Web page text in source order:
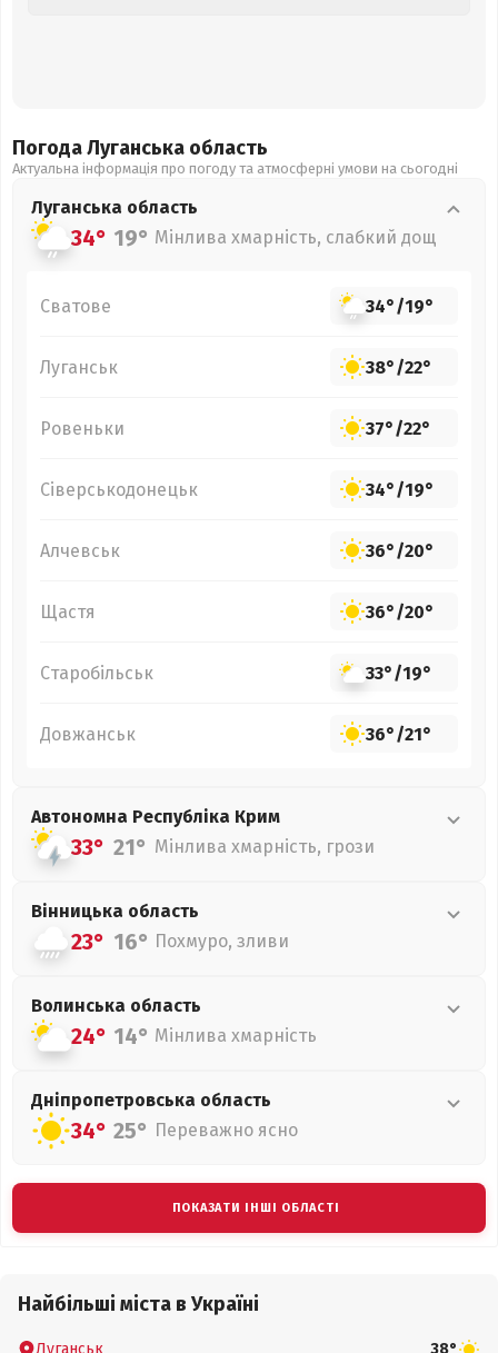
Погода Луганська область
Актуальна інформація про погоду та атмосферні умови на сьогодні
Луганська область
34° 19° Мінлива хмарність, слабкий дощ
Сватове 34°/19°
Луганськ 38°/22°
Ровеньки 37°/22°
Сіверськодонецьк 34°/19°
Алчевськ 36°/20°
Щастя 36°/20°
Старобільськ 33°/19°
Довжанськ 36°/21°
Автономна Республіка Крим
33° 21° Мінлива хмарність, грози
Вінницька область
23° 16° Похмуро, зливи
Волинська область
24° 14° Мінлива хмарність
Дніпропетровська область
34° 25° Переважно ясно
ПОКАЗАТИ ІНШІ ОБЛАСТІ
Найбільші міста в Україні
Луганськ 38°